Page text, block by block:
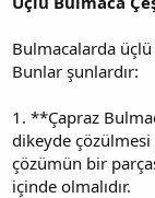
Bulmacalarda
Bunlar şunlardır:
1. **Çapraz
dikeyde
çözümün bir
içinde olmalıdır.